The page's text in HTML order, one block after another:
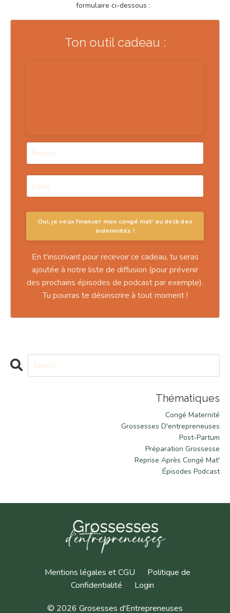
formulaire ci-dessous :
Ton outil cadeau :
Designpar Solène Pignet
En t'inscrivant pour recevoir ce cadeau, tu seras
ajoutée à notre liste de diffusion (pour prévenir
des prochains épisodes de podcast par exemple).
Tu pourras te désinscrire à tout moment !
Thématiques
Congé Maternité
Grossesses D'entrepreneuses
Post-Partum
Préparation Grossesse
Reprise Après Congé Mat'
Épisodes Podcast
Mentions légales et CGU
Politique de
Confidentialité
Login
© 2026 Grosesses d'Entrepreneuses